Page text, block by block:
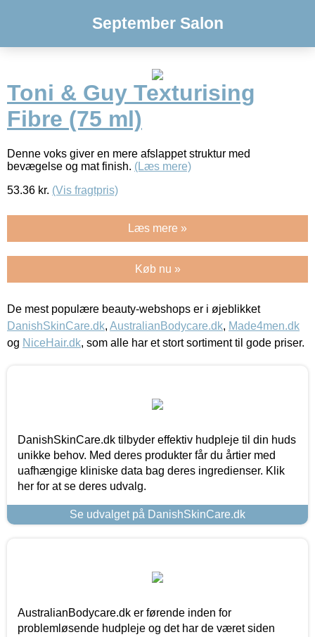
September Salon
Toni & Guy Texturising
Fibre (75 ml)
Denne voks giver en mere afslappet struktur med
bevægelse og mat finish. (Læs mere)
53.36 kr. (Vis fragtpris)
Læs mere »
Køb nu »
De mest populære beauty-webshops er i øjeblikket
DanishSkinCare.dk, AustralianBodycare.dk, Made4men.dk
og NiceHair.dk, som alle har et stort sortiment til gode priser.
DanishSkinCare.dk tilbyder effektiv hudpleje til din huds
unikke behov. Med deres produkter får du årtier med
uafhængige kliniske data bag deres ingredienser. Klik
her for at se deres udvalg.
Se udvalget på DanishSkinCare.dk
AustralianBodycare.dk er førende inden for
problemløsende hudpleje og det har de været siden